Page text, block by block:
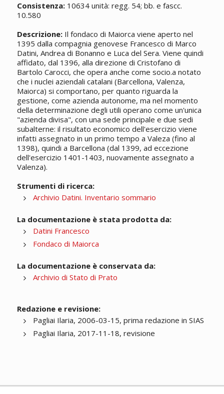
Consistenza:10634 unità: regg. 54; bb. e fascc.
10.580
Descrizione:Il fondaco di Maiorca viene aperto nel
1395 dalla compagnia genovese Francesco di Marco
Datini, Andrea di Bonanno e Luca del Sera. Viene quindi
affidato, dal 1396, alla direzione di Cristofano di
Bartolo Carocci, che opera anche come socio.a notato
che i nuclei aziendali catalani (Barcellona, Valenza,
Maiorca) si comportano, per quanto riguarda la
gestione, come azienda autonome, ma nel momento
della determinazione degli utili operano come un'unica
"azienda divisa", con una sede principale e due sedi
subalterne: il risultato economico dell'esercizio viene
infatti assegnato in un primo tempo a Valeza (fino al
1398), quindi a Barcellona (dal 1399, ad eccezione
dell'esercizio 1401-1403, nuovamente assegnato a
Valenza).
Strumenti di ricerca:
Archivio Datini. Inventario sommario
La documentazione è stata prodotta da:
Datini Francesco
Fondaco di Maiorca
La documentazione è conservata da:
Archivio di Stato di Prato
Redazione e revisione:
Pagliai Ilaria, 2006-03-15, prima redazione in SIAS
Pagliai Ilaria, 2017-11-18, revisione